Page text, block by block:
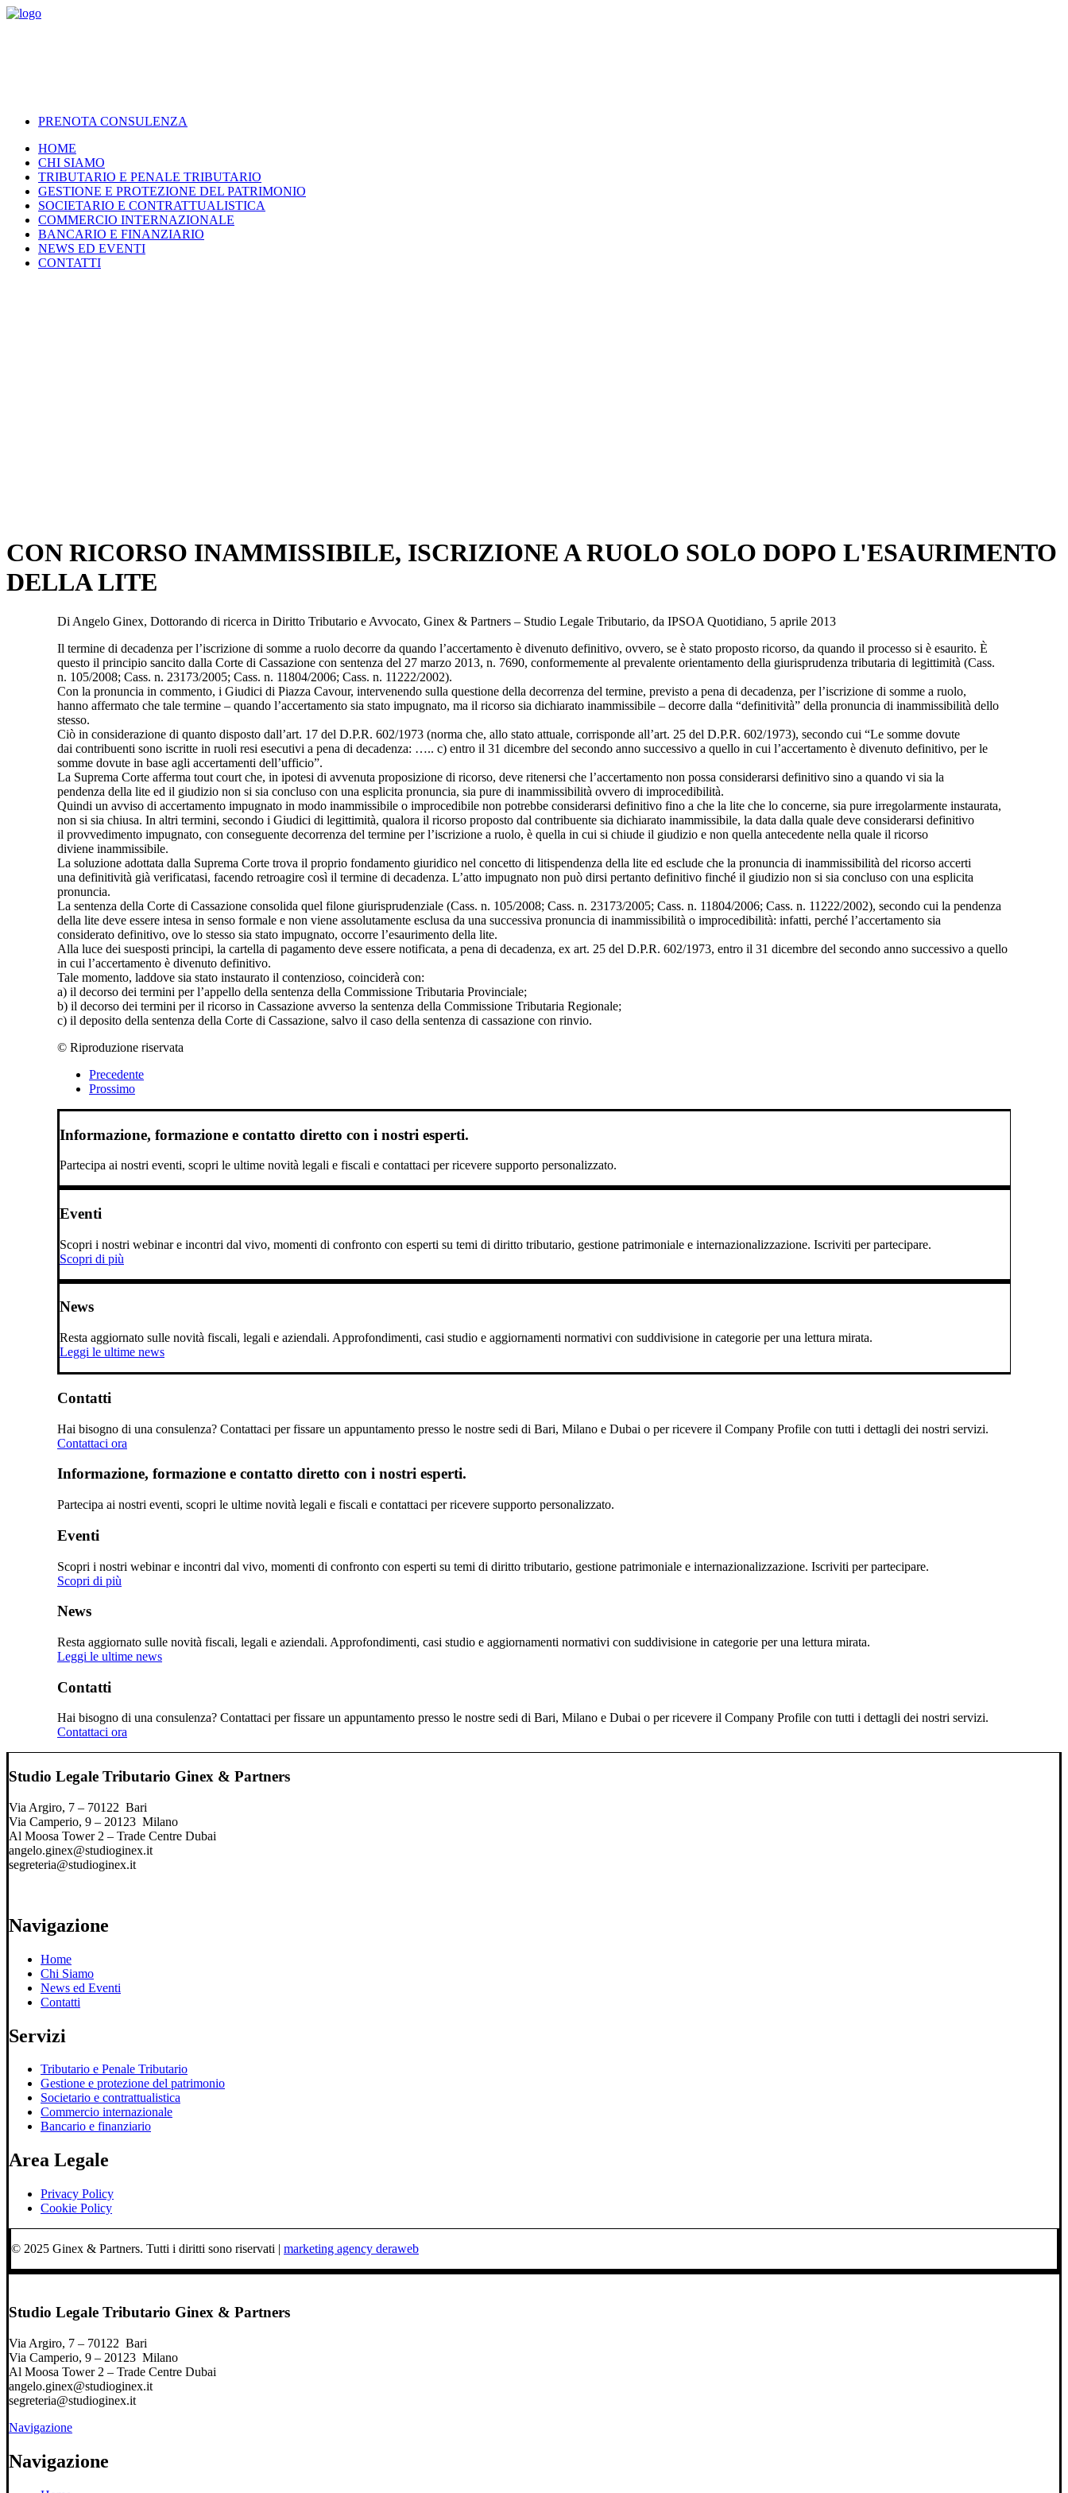
PRENOTA CONSULENZA
HOME
CHI SIAMO
TRIBUTARIO E PENALE TRIBUTARIO
GESTIONE E PROTEZIONE DEL PATRIMONIO
SOCIETARIO E CONTRATTUALISTICA
COMMERCIO INTERNAZIONALE
BANCARIO E FINANZIARIO
NEWS ED EVENTI
CONTATTI
CON RICORSO INAMMISSIBILE, ISCRIZIONE A RUOLO SOLO DOPO L'ESAURIMENTO
DELLA LITE
Di Angelo Ginex, Dottorando di ricerca in Diritto Tributario e Avvocato, Ginex & Partners – Studio Legale Tributario, da IPSOA Quotidiano, 5 aprile 2013
Il termine di decadenza per l’iscrizione di somme a ruolo decorre da quando l’accertamento è divenuto definitivo, ovvero, se è stato proposto ricorso, da quando il processo si è esaurito. È
questo il principio sancito dalla Corte di Cassazione con sentenza del 27 marzo 2013, n. 7690, conformemente al prevalente orientamento della giurisprudenza tributaria di legittimità (Cass.
n. 105/2008; Cass. n. 23173/2005; Cass. n. 11804/2006; Cass. n. 11222/2002).
Con la pronuncia in commento, i Giudici di Piazza Cavour, intervenendo sulla questione della decorrenza del termine, previsto a pena di decadenza, per l’iscrizione di somme a ruolo,
hanno affermato che tale termine – quando l’accertamento sia stato impugnato, ma il ricorso sia dichiarato inammissibile – decorre dalla “definitività” della pronuncia di inammissibilità dello
stesso.
Ciò in considerazione di quanto disposto dall’art. 17 del D.P.R. 602/1973 (norma che, allo stato attuale, corrisponde all’art. 25 del D.P.R. 602/1973), secondo cui “Le somme dovute
dai contribuenti sono iscritte in ruoli resi esecutivi a pena di decadenza: ….. c) entro il 31 dicembre del secondo anno successivo a quello in cui l’accertamento è divenuto definitivo, per le
somme dovute in base agli accertamenti dell’ufficio”.
La Suprema Corte afferma tout court che, in ipotesi di avvenuta proposizione di ricorso, deve ritenersi che l’accertamento non possa considerarsi definitivo sino a quando vi sia la
pendenza della lite ed il giudizio non si sia concluso con una esplicita pronuncia, sia pure di inammissibilità ovvero di improcedibilità.
Quindi un avviso di accertamento impugnato in modo inammissibile o improcedibile non potrebbe considerarsi definitivo fino a che la lite che lo concerne, sia pure irregolarmente instaurata,
non si sia chiusa. In altri termini, secondo i Giudici di legittimità, qualora il ricorso proposto dal contribuente sia dichiarato inammissibile, la data dalla quale deve considerarsi definitivo
il provvedimento impugnato, con conseguente decorrenza del termine per l’iscrizione a ruolo, è quella in cui si chiude il giudizio e non quella antecedente nella quale il ricorso
diviene inammissibile.
La soluzione adottata dalla Suprema Corte trova il proprio fondamento giuridico nel concetto di litispendenza della lite ed esclude che la pronuncia di inammissibilità del ricorso accerti
una definitività già verificatasi, facendo retroagire così il termine di decadenza. L’atto impugnato non può dirsi pertanto definitivo finché il giudizio non si sia concluso con una esplicita
pronuncia.
La sentenza della Corte di Cassazione consolida quel filone giurisprudenziale (Cass. n. 105/2008; Cass. n. 23173/2005; Cass. n. 11804/2006; Cass. n. 11222/2002), secondo cui la pendenza
della lite deve essere intesa in senso formale e non viene assolutamente esclusa da una successiva pronuncia di inammissibilità o improcedibilità: infatti, perché l’accertamento sia
considerato definitivo, ove lo stesso sia stato impugnato, occorre l’esaurimento della lite.
Alla luce dei suesposti principi, la cartella di pagamento deve essere notificata, a pena di decadenza, ex art. 25 del D.P.R. 602/1973, entro il 31 dicembre del secondo anno successivo a quello
in cui l’accertamento è divenuto definitivo.
Tale momento, laddove sia stato instaurato il contenzioso, coinciderà con:
a) il decorso dei termini per l’appello della sentenza della Commissione Tributaria Provinciale;
b) il decorso dei termini per il ricorso in Cassazione avverso la sentenza della Commissione Tributaria Regionale;
c) il deposito della sentenza della Corte di Cassazione, salvo il caso della sentenza di cassazione con rinvio.
© Riproduzione riservata
Precedente
Prossimo
Informazione, formazione e contatto diretto con i nostri esperti.
Partecipa ai nostri eventi, scopri le ultime novità legali e fiscali e contattaci per ricevere supporto personalizzato.
Eventi
Scopri i nostri webinar e incontri dal vivo, momenti di confronto con esperti su temi di diritto tributario, gestione patrimoniale e internazionalizzazione. Iscriviti per partecipare.
Scopri di più
News
Resta aggiornato sulle novità fiscali, legali e aziendali. Approfondimenti, casi studio e aggiornamenti normativi con suddivisione in categorie per una lettura mirata.
Leggi le ultime news
Contatti
Hai bisogno di una consulenza? Contattaci per fissare un appuntamento presso le nostre sedi di Bari, Milano e Dubai o per ricevere il Company Profile con tutti i dettagli dei nostri servizi.
Contattaci ora
Informazione, formazione e contatto diretto con i nostri esperti.
Partecipa ai nostri eventi, scopri le ultime novità legali e fiscali e contattaci per ricevere supporto personalizzato.
Eventi
Scopri i nostri webinar e incontri dal vivo, momenti di confronto con esperti su temi di diritto tributario, gestione patrimoniale e internazionalizzazione. Iscriviti per partecipare.
Scopri di più
News
Resta aggiornato sulle novità fiscali, legali e aziendali. Approfondimenti, casi studio e aggiornamenti normativi con suddivisione in categorie per una lettura mirata.
Leggi le ultime news
Contatti
Hai bisogno di una consulenza? Contattaci per fissare un appuntamento presso le nostre sedi di Bari, Milano e Dubai o per ricevere il Company Profile con tutti i dettagli dei nostri servizi.
Contattaci ora
Studio Legale Tributario Ginex & Partners
Via Argiro, 7 – 70122 Bari
Via Camperio, 9 – 20123 Milano
Al Moosa Tower 2 – Trade Centre Dubai
angelo.ginex@studioginex.it
segreteria@studioginex.it
Navigazione
Home
Chi Siamo
News ed Eventi
Contatti
Servizi
Tributario e Penale Tributario
Gestione e protezione del patrimonio
Societario e contrattualistica
Commercio internazionale
Bancario e finanziario
Area Legale
Privacy Policy
Cookie Policy
© 2025 Ginex & Partners. Tutti i diritti sono riservati | marketing agency deraweb
Studio Legale Tributario Ginex & Partners
Via Argiro, 7 – 70122 Bari
Via Camperio, 9 – 20123 Milano
Al Moosa Tower 2 – Trade Centre Dubai
angelo.ginex@studioginex.it
segreteria@studioginex.it
Navigazione
Navigazione